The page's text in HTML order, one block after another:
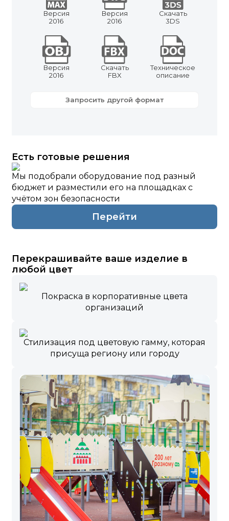
Версия
2016
Версия
2016
Скачать
3DS
Версия
2016
Скачать
FBX
Техническое
описание
Запросить другой формат
Есть готовые решения
Мы подобрали оборудование под разный
бюджет и разместили его на площадках с
учётом зон безопасности
Перейти
Перекрашивайте ваше изделие в
любой цвет
Покраска в корпоративные цвета
организаций
Стилизация под цветовую гамму, которая
присуща региону или городу